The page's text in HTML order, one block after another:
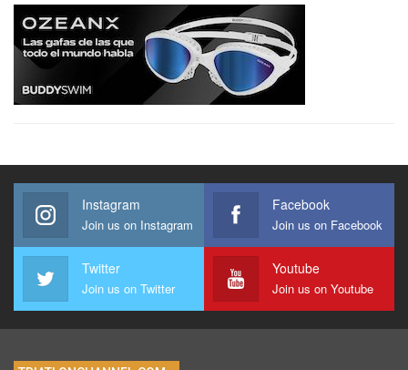
Instagram
Join us on Instagram
Facebook
Join us on Facebook
Twitter
Join us on Twitter
Youtube
Join us on Youtube